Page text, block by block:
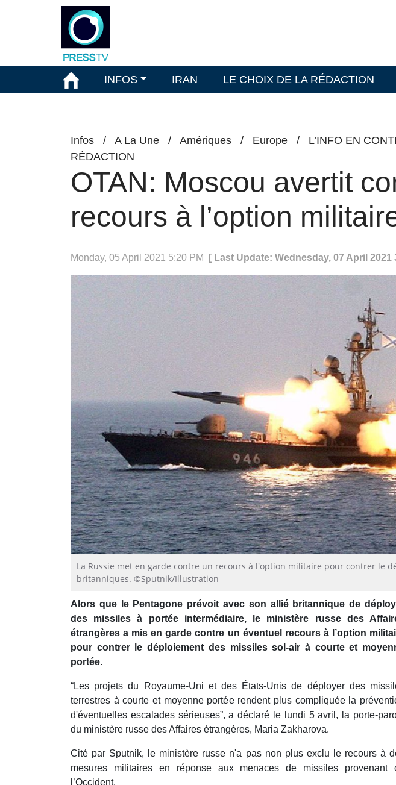
INFOS IRAN LE CHOIX DE LA RÉDACTION
Infos / A La Une / Amériques / Europe / L’INFO EN
RÉDACTION
OTAN: Moscou avertit
recours à l’option
Monday, 05 April 2021 5:20 PM [ Last Update: Wednesday, 07 April 2021
La Russie met en garde contre un recours à l'option militaire pour contrer le
britanniques. ©Sputnik/Illustration
Alors que le Pentagone prévoit avec son allié britannique de
des missiles à portée intermédiaire, le ministère russe des
étrangères a mis en garde contre un éventuel recours à l’option
pour contrer le déploiement des missiles sol-air à courte et
portée.
“Les projets du Royaume-Uni et des États-Unis de déployer des
terrestres à courte et moyenne portée rendent plus compliquée la
d'éventuelles escalades sérieuses”, a déclaré le lundi 5 avril, la porte-
du ministère russe des Affaires étrangères, Maria Zakharova.
Cité par Sputnik, le ministère russe n'a pas non plus exclu le recours à
mesures militaires en réponse aux menaces de missiles provenant
l’Occident.